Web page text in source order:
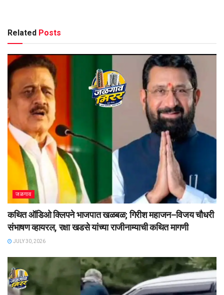
Related Posts
जळगाव
कथित ऑडिओ क्लिपने भाजपात खळबळ; गिरीश महाजन–विजय चौधरी
संभाषण व्हायरल, रक्षा खडसे यांच्या राजीनाम्याची कथित मागणी
JULY 30, 2026